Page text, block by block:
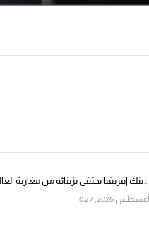
بنك إفريقيا يحتفي بزبنائه من مغاربة